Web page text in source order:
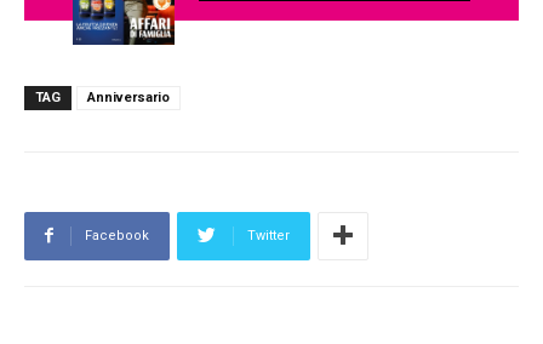
TAG Anniversario
Facebook Twitter